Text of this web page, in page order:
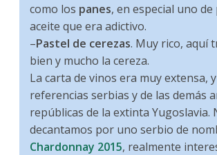
como los panes, en especial uno
aceite que era adictivo.
–Pastel de cerezas. Muy rico, aquí
bien y mucho la cereza.
La carta de vinos era muy extensa,
referencias serbias y de las demás
repúblicas de la extinta Yugoslavia.
decantamos por uno serbio de
Chardonnay 2015, realmente